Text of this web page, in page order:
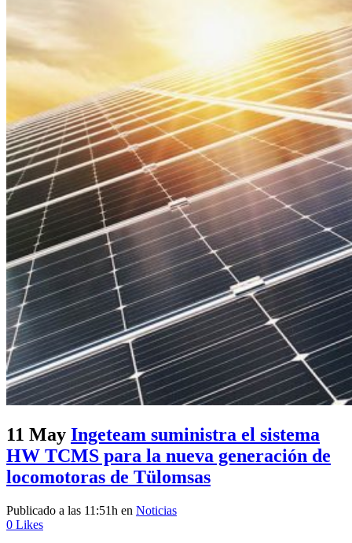
11 May Ingeteam suministra el sistema
HW TCMS para la nueva generación de
locomotoras de Tülomsas
Publicado a las 11:51h en Noticias
0 Likes